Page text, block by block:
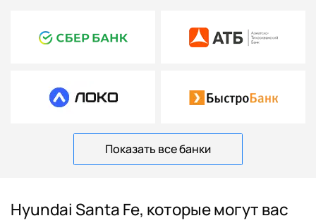
Показать все банки
Hyundai Santa Fe, которые могут вас